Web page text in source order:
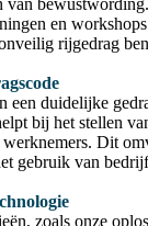
van
en
rijgedrag
een duidelijke
bij het stellen
Dit
gebruik van
zoals onze